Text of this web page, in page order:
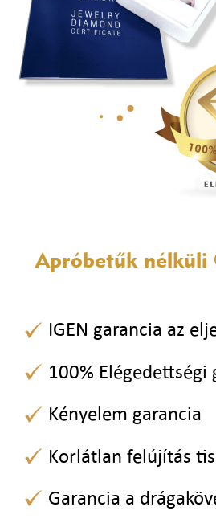
Apróbetűk nélküli
IGEN garancia az
100% Elégedettségi
Kényelem garancia
Korlátlan felújítás
Garancia a